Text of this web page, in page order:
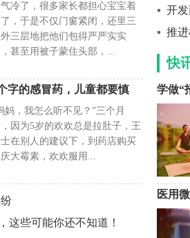
冷了，很多家长都担心宝宝着
，于是不仅门窗紧闭，还里三
三层地把他们包得严严实实
甚至用被子蒙住头部，...
字的感冒药，儿童都要慎
妈，我怎么听不见？”三个月
因为5岁的欢欢总是拉肚子，王
在别人的建议下，到药店购买
大霉素，欢欢服用...
这些可能你还不知道！
开
推
快
学做“
医用